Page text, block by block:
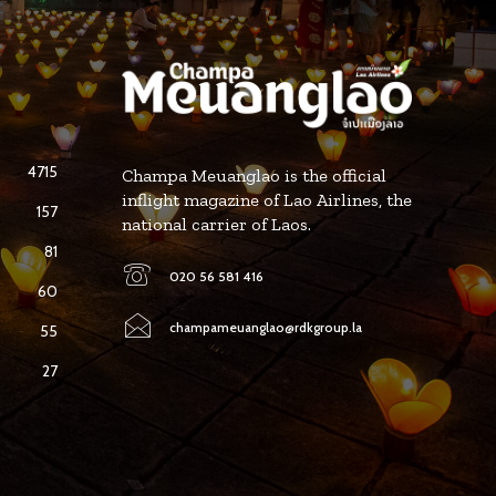
4715
157
81
60
55
27
Champa Meuanglao is the official
inflight magazine of Lao Airlines, the
national carrier of Laos.
020 56 581 416
champameuanglao@rdkgroup.la